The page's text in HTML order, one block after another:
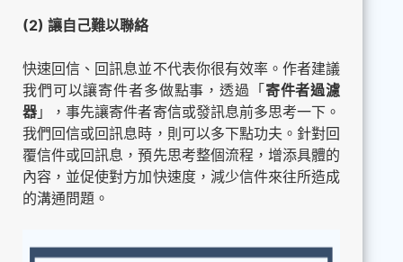
(2) 讓自己難以聯絡
快速回信、回訊息並不代表你很有效率。作者建議
我們可以讓寄件者多做點事，透過「 寄件者過濾
器 」，事先讓寄件者寄信或發訊息前多思考一下。
我們回信或回訊息時，則可以多下點功夫。針對回
覆信件或回訊息，預先思考整個流程，增添具體的
內容，並促使對方加快速度，減少信件來往所造成
的溝通問題。